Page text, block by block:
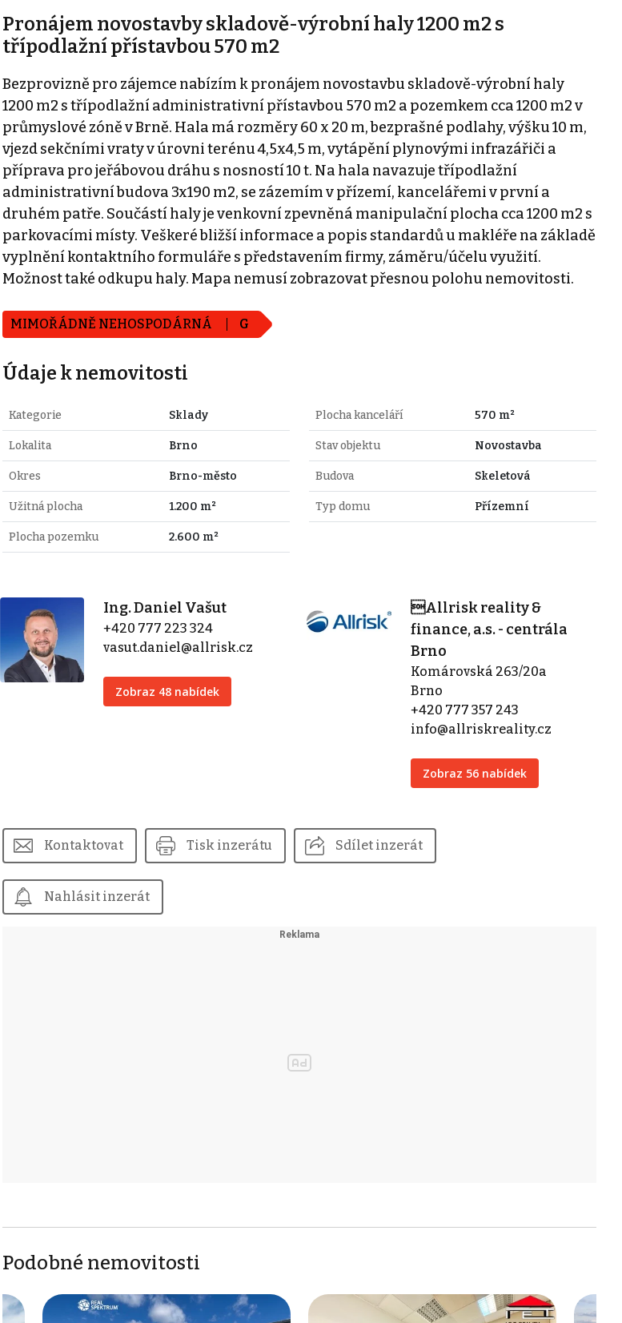
Pronájem novostavby skladově-výrobní haly 1200 m2 s
třípodlažní přístavbou 570 m2
Bezprovizně pro zájemce nabízím k pronájem novostavbu skladově-výrobní haly
1200 m2 s třípodlažní administrativní přístavbou 570 m2 a pozemkem cca 1200 m2 v
průmyslové zóně v Brně. Hala má rozměry 60 x 20 m, bezprašné podlahy, výšku 10 m,
vjezd sekčními vraty v úrovni terénu 4,5x4,5 m, vytápění plynovými infrazářiči a
příprava pro jeřábovou dráhu s nosností 10 t. Na hala navazuje třípodlažní
administrativní budova 3x190 m2, se zázemím v přízemí, kancelářemi v první a
druhém patře. Součástí haly je venkovní zpevněná manipulační plocha cca 1200 m2 s
parkovacími místy. Veškeré bližší informace a popis standardů u makléře na základě
vyplnění kontaktního formuláře s představením firmy, záměru/účelu využití.
Možnost také odkupu haly. Mapa nemusí zobrazovat přesnou polohu nemovitosti.
MIMOŘÁDNĚ NEHOSPODÁRNÁ G
Údaje k nemovitosti
Kategorie Sklady
Lokalita Brno
Okres Brno-město
Užitná plocha 1.200 m²
Plocha pozemku 2.600 m²
Plocha kanceláří 570 m²
Stav objektu Novostavba
Budova Skeletová
Typ domu Přízemní
Ing. Daniel Vašut
+420 777 223 324
vasut.daniel@allrisk.cz
Zobraz 48 nabídek
Allrisk reality &
finance, a.s. - centrála
Brno
Komárovská 263/20a
Brno
+420 777 357 243
info@allriskreality.cz
Zobraz 56 nabídek
Kontaktovat Tisk inzerátu Sdílet inzerát
Nahlásit inzerát
Podobné nemovitosti